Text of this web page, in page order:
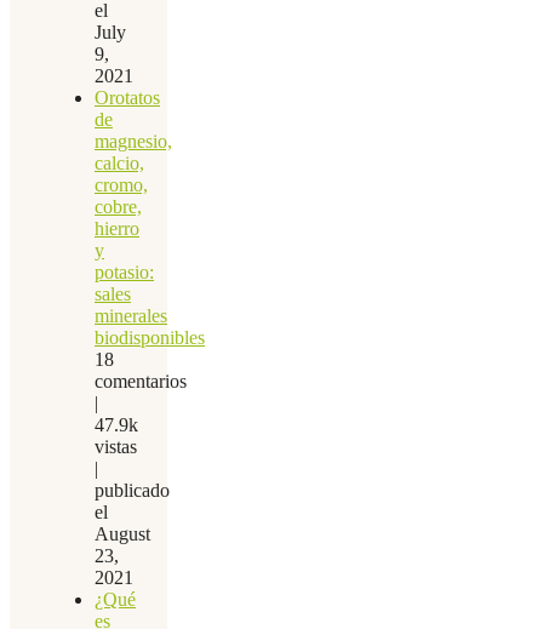
el
July
9,
2021
Orotatos
de
magnesio,
calcio,
cromo,
cobre,
hierro
y
potasio:
sales
minerales
biodisponibles
18
comentarios
|
47.9k
vistas
|
publicado
el
August
23,
2021
¿Qué
es